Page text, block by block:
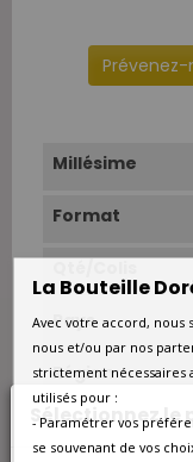
Sélectionnez
Millésime
Format
Pays
Région
Appellation
La Bouteille
Avec votre accord, nous
nous et/ou par nos
strictement nécessaires
utilisés pour :
- Paramétrer vos
se souvenant de vos